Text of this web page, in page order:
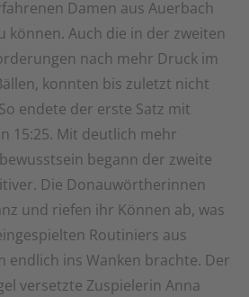
Damen aus Auerbach
können. Auch die in der zweiten
nach mehr Druck im
konnten bis zuletzt nicht
endete der erste Satz mit
15:25. Mit deutlich mehr
begann der zweite
Die Donauwörtherinnen
und riefen ihr Können ab, was
Routiniers aus
endlich ins Wanken brachte. Der
versetzte Zuspielerin Anna